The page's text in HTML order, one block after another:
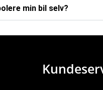
min bil selv?